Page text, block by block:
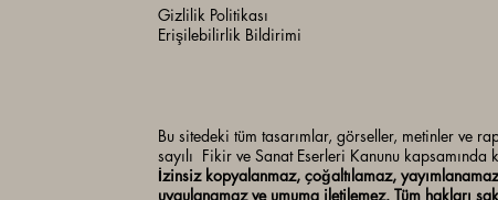
Gizlilik Politikası
Erişilebilirlik Bildirimi
Bu sitedeki tüm tasarımlar, görseller, metinler ve
sayılı Fikir ve Sanat Eserleri Kanunu kapsamında
İzinsiz kopyalanmaz, çoğaltılamaz,
uygulanamaz ve umuma iletilemez. Tüm hakları